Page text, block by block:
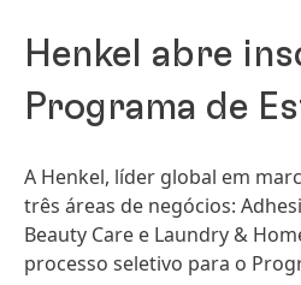
Henkel abre
Programa de
A Henkel, líder global em
três áreas de negócios:
Beauty Care e Laundry &
processo seletivo para o